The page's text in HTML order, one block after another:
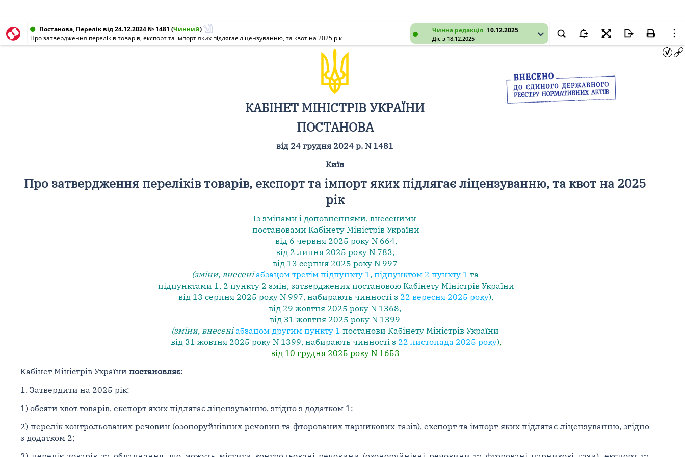
Чинна редакція 10.12.2025
Діє з 18.12.2025
Постанова, Перелік від 24.12.2024 № 1481 (Чинний)
Про затвердження переліків товарів, експорт та імпорт яких підлягає ліцензуванню, та квот на 2025 рік